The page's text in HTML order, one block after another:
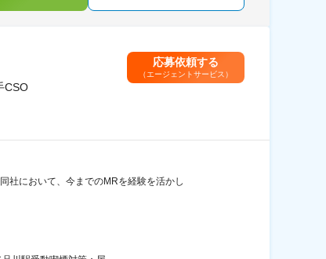
CSO
応募依頼する
（エージェントサービス）
社において、今までのMRを経験を活かし